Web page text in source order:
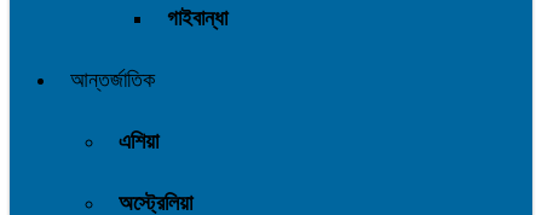
গাইবান্ধা
আন্তর্জাতিক
এশিয়া
অস্ট্রেলিয়া